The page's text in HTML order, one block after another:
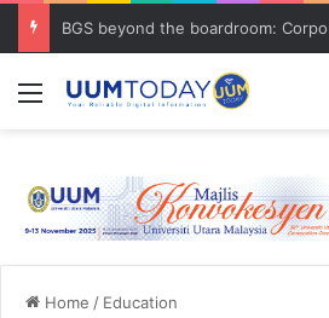
Menu
Home / Education